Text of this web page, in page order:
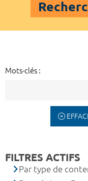
Mots-clés :
FILTRES ACTIFS
Par type de